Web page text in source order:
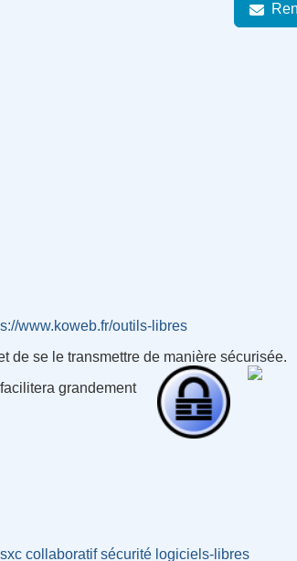
www.koweb.fr/outils-libres
de se le transmettre de manière sécurisée.
grandement
collaboratif sécurité logiciels-libres